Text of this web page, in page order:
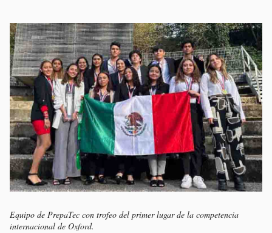
Equipo de PrepaTec con trofeo del primer lugar de la competencia
internacional de Oxford.